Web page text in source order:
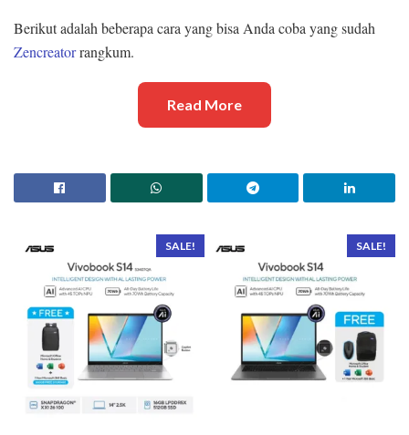
Berikut adalah beberapa cara yang bisa Anda coba yang sudah
Zencreatorrangkum.
Read More
SALE! SALE!